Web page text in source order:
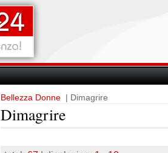
Bellezza Donne | Dimagrire
Dimagrire